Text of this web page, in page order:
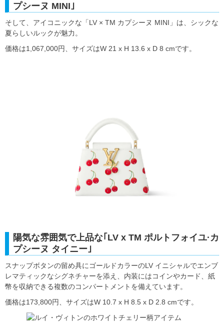
プシーヌ MINI｣
そして、アイコニックな「LV × TM カプシーヌ MINI」は、シックな
夏らしいルックが魅力。
価格は1,067,000円、サイズはW 21 x H 13.6 x D 8 cmです。
陽気な雰囲気で上品な｢LV x TM ポルトフォイユ·カ
プシーヌ タイニー｣
スナップボタンの留め具にゴールドカラーのLV イニシャルでエンブ
レマティックなシグネチャーを添え、内装にはコインやカード、紙
幣を収納できる複数のコンパートメントを備えています。
価格は173,800円、サイズはW 10.7 x H 8.5 x D 2.8 cmです。